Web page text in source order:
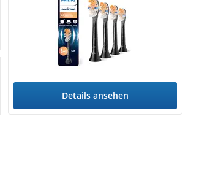
Details ansehen